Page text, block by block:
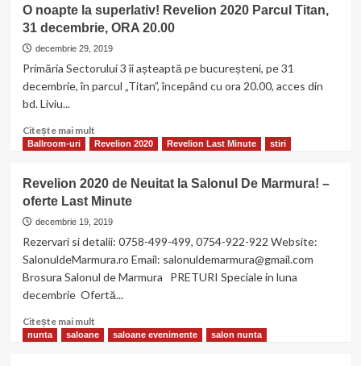
Superstitii
si
obiceiuri
Anul
Nou
O noapte la superlativ! Revelion 2020 Parcul Titan,
31 decembrie, ORA 20.00
decembrie 29, 2019
Primăria Sectorului 3 îi așteaptă pe bucureșteni, pe 31
decembrie, în parcul „Titan”, începând cu ora 20.00, acces din
bd. Liviu...
Citește mai multCitește
mai
O
noapte
la
Revelion
2020
Parcul
Titan,
decembrie,
ORA
Ballroom-uri Revelion 2020 Revelion Last Minute stiri
Revelion 2020 de Neuitat la Salonul De Marmura! –
oferte Last Minute
decembrie 19, 2019
Rezervari si detalii: 0758-499-499, 0754-922-922 Website:
SalonuldeMarmura.ro Email: salonuldemarmura@gmail.com
Brosura Salonul de Marmura PRETURI Speciale in luna
decembrie Ofertă...
Citește mai multCitește
mai
nunta saloane saloane evenimente salon nunta